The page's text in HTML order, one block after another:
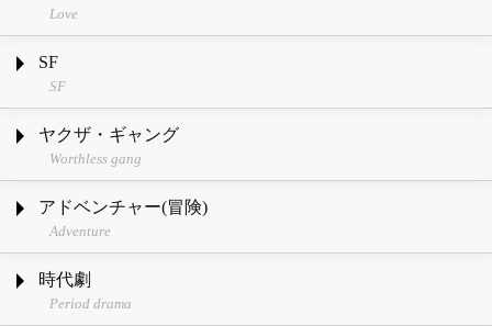
Love
SF
SF
ヤクザ・ギャング
Worthless gang
アドベンチャー(冒険)
Adventure
時代劇
Period drama